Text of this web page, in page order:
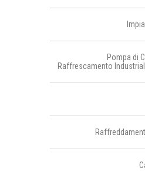
Pompa di
Raffrescamento